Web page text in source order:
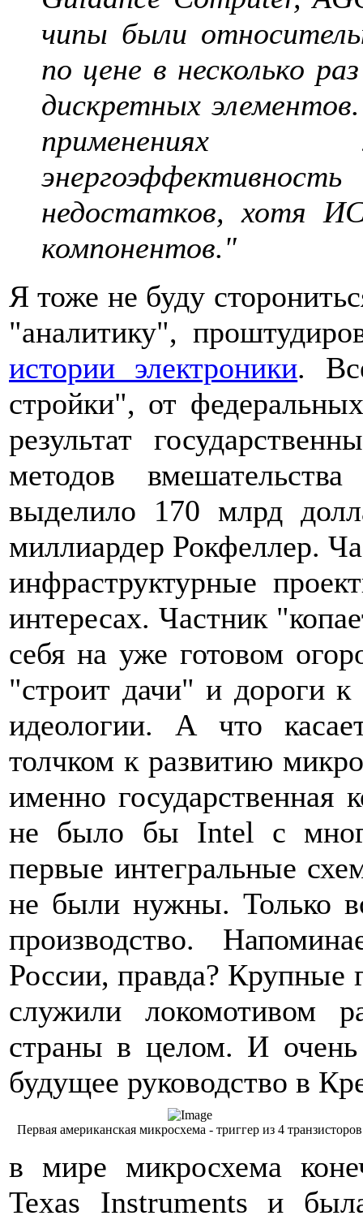
чипы были
по цене в несколько
дискретных
применениях
недостатков, хотя
компонентов."
Я тоже не буду
"аналитику",
истории электроники.
стройки", от
результат
методов
выделило 170 млрд
миллиардер Рокфеллер.
инфраструктурные
интересах. Частник
себя на уже готовом
"строит дачи" и дороги к
идеологии. А что
толчком к развитию
именно государственная
не было бы Intel c
первые интегральные
не были нужны. Только
производство.
России, правда? Крупные
служили локомотивом
страны в целом. И очень
будущее руководство в
Первая американская микросхема - триггер из 4 транзисторов
в мире микросхема
Texas Instruments и